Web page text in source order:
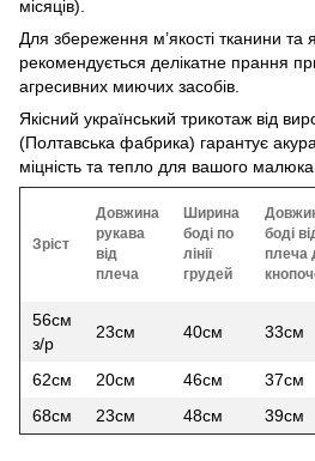
місяців).
Для збереження м’якості тканини та
рекомендується делікатне прання
агресивних миючих засобів.
Якісний український трикотаж від
(Полтавська фабрика) гарантує
міцність та тепло для вашого
Зріст
Довжина
рукава
від
плеча
Ширина
боді по
лінії
грудей
боді
плеча
56см
з/р
23см 40см 33см
62см 20см 46см 37см
68см
23см 48см 39см